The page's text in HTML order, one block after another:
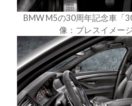
BMW M5の30周年記念車「
像：プレスイメージ